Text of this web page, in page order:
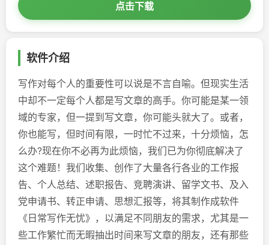
点击下载
软件介绍
写作对每个人的重要性可以说是不言自喻。但现实生活
中却不一定每个人都是写文章的高手。你可能是某一领
域的专家，但一提到写文章，你可能头就大了。或者，
你也能写，但时间有限，一时忙不过来，十分烦恼，怎
么办?现在你不必再为此烦恼，我们已为你彻底解决了
这个难题！我们收集、创作了大量各行各业的工作报
告、个人总结、述职报告、竞聘演讲、留学文书、及入
党申请书、转正申请、思想汇报等，将其制作成软件
《日常写作无忧》，以满足不同朋友的需求，尤其是一
些工作繁忙而无暇抽出时间来写文章的朋友，还有那些